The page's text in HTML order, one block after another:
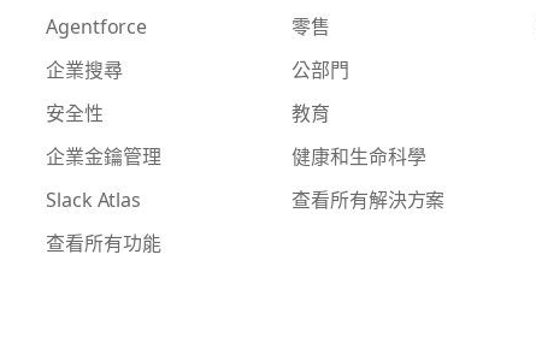
Agentforce
企業搜尋
安全性
企業金鑰管理
Slack Atlas
查看所有功能
零售
公部門
教育
健康和生命科學
查看所有解決方案